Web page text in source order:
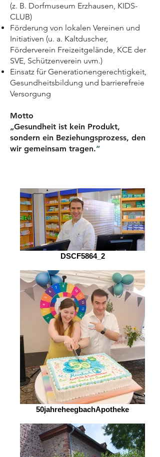
(z. B. Dorfmuseum Erzhausen, KIDS-
CLUB)
Förderung von lokalen Vereinen und
Initiativen (u. a. Kaltduscher,
Förderverein Freizeitgelände, KCE der
SVE, Schützenverein uvm.)
Einsatz für Generationengerechtigkeit,
Gesundheitsbildung und barrierefreie
Versorgung
Motto
„Gesundheit ist kein Produkt,
sondern ein Beziehungsprozess, den
wir gemeinsam tragen.“
DSCF5864_2
50jahreheegbachApotheke